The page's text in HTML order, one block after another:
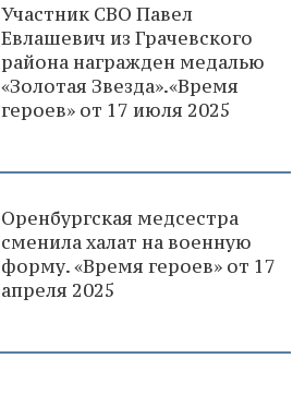
Участник СВО Павел
Евлашевич из Грачевского
района награжден медалью
«Золотая Звезда».«Время
героев» от 17 июля 2025
Оренбургская медсестра
сменила халат на военную
форму. «Время героев» от 17
апреля 2025